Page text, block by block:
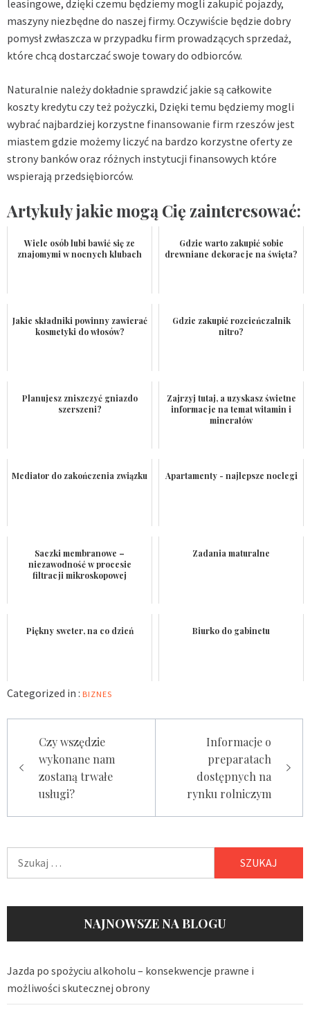
leasingowe, dzięki czemu będziemy mogli zakupić pojazdy,
maszyny niezbędne do naszej firmy. Oczywiście będzie dobry
pomysł zwłaszcza w przypadku firm prowadzących sprzedaż,
które chcą dostarczać swoje towary do odbiorców.
Naturalnie należy dokładnie sprawdzić jakie są całkowite
koszty kredytu czy też pożyczki, Dzięki temu będziemy mogli
wybrać najbardziej korzystne finansowanie firm rzeszów jest
miastem gdzie możemy liczyć na bardzo korzystne oferty ze
strony banków oraz różnych instytucji finansowych które
wspierają przedsiębiorców.
Artykuły jakie mogą Cię zainteresować:
Wiele osób lubi bawić się ze
znajomymi w nocnych klubach
Gdzie warto zakupić sobie
drewniane dekoracje na święta?
Jakie składniki powinny zawierać
kosmetyki do włosów?
Gdzie zakupić rozcieńczalnik
nitro?
Planujesz zniszczyć gniazdo
szerszeni?
Zajrzyj tutaj, a uzyskasz świetne
informacje na temat witamin i
minerałów
Mediator do zakończenia związku Apartamenty - najlepsze noclegi
Saczki membranowe –
niezawodność w procesie
filtracji mikroskopowej
Zadania maturalne
Piękny sweter, na co dzień Biurko do gabinetu
Categorized in : BIZNES
wpisuCzy wszędzie
wykonane nam
zostaną trwałe
usługi?
Informacje o
preparatach
dostępnych na
rynku rolniczym
NAJNOWSZE NA BLOGU
Jazda po spożyciu alkoholu – konsekwencje prawne i
możliwości skutecznej obrony